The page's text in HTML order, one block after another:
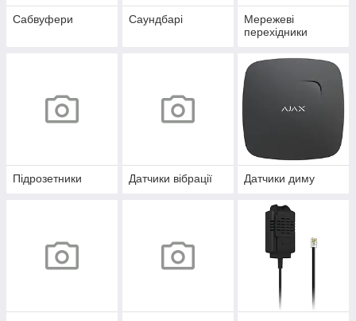
Сабвуфери Саундбарі
Мережеві
перехідники
Підрозетники Датчики вібрації Датчики диму